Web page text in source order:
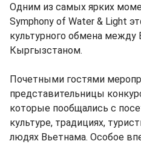
Одним из самых ярких
Symphony of Water & Light
культурного обмена
Кыргызстаном.
Почетными гостями
представительницы
которые пообщались с
культуре, традициях,
людях Вьетнама. Особое